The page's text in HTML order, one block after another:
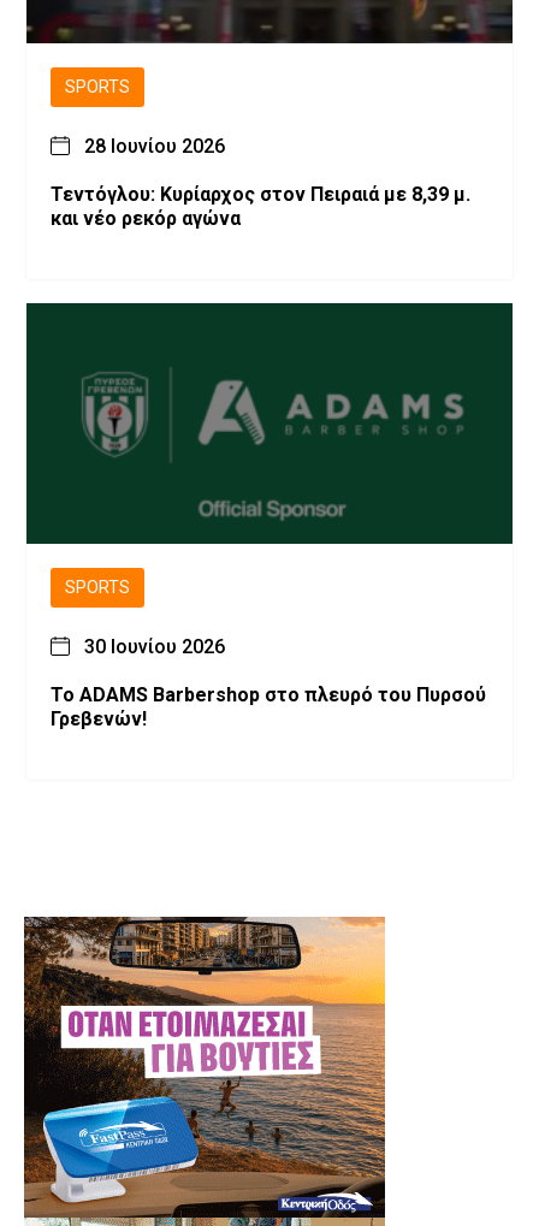
SPORTS
28 Ιουνίου 2026
Τεντόγλου: Κυρίαρχος στον Πειραιά με 8,39 μ.
και νέο ρεκόρ αγώνα
SPORTS
30 Ιουνίου 2026
Το ADAMS Barbershop στο πλευρό του Πυρσού
Γρεβενών!